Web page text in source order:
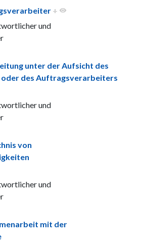
+
und
unter der Aufsicht des
des Auftragsverarbeiters
und
von
und
mit der